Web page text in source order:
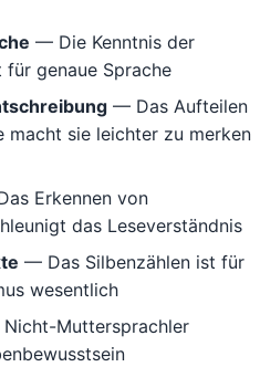
— Die Kenntnis der
genaue Sprache
— Das Aufteilen
macht sie leichter zu merken
Erkennen von
das Leseverständnis
— Das Silbenzählen ist für
wesentlich
Muttersprachler